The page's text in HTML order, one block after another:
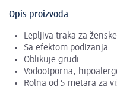
Opis proizvoda
Lepljiva traka za
Sa efektom podizanja
Oblikuje grudi
Vodootporna,
Rolna od 5 metara za